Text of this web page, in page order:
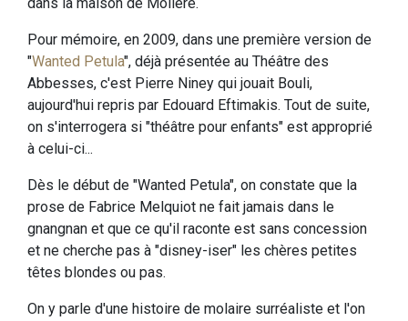
Pour mémoire, en 2009, dans une première version de
"Wanted Petula", déjà présentée au Théâtre des
Abbesses, c'est Pierre Niney qui jouait Bouli,
aujourd'hui repris par Edouard Eftimakis. Tout de suite,
on s'interrogera si "théâtre pour enfants" est approprié
à celui-ci...
Dès le début de "Wanted Petula", on constate que la
prose de Fabrice Melquiot ne fait jamais dans le
gnangnan et que ce qu'il raconte est sans concession
et ne cherche pas à "disney-iser" les chères petites
têtes blondes ou pas.
On y parle d'une histoire de molaire surréaliste et l'on